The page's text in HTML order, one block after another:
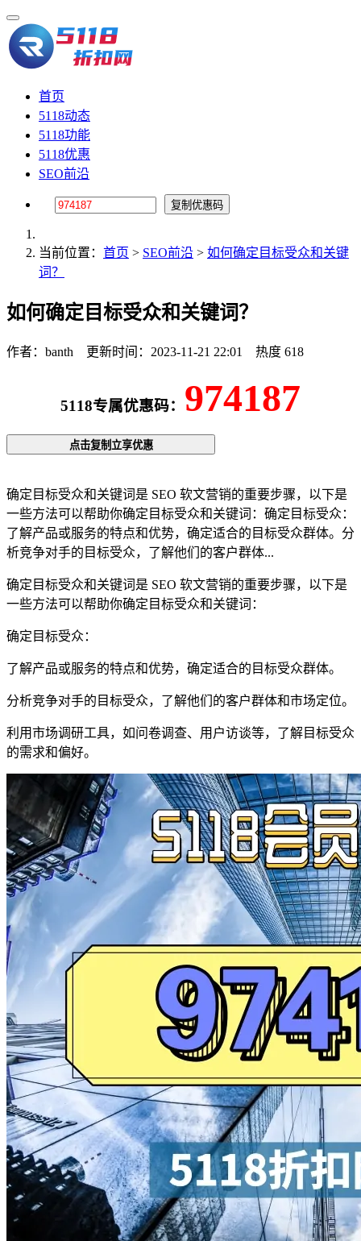
首页
5118动态
5118功能
5118优惠
SEO前沿
当前位置： 首页 > SEO前沿 > 如何确定目标受众和关键
词？
如何确定目标受众和关键词？
作者：banth 更新时间：2023-11-21 22:01 热度 618
5118专属优惠码： 974187
点击复制立享优惠
确定目标受众和关键词是 SEO 软文营销的重要步骤，以下是
一些方法可以帮助你确定目标受众和关键词：确定目标受众：
了解产品或服务的特点和优势，确定适合的目标受众群体。分
析竞争对手的目标受众，了解他们的客户群体...
确定目标受众和关键词是 SEO 软文营销的重要步骤，以下是
一些方法可以帮助你确定目标受众和关键词：
确定目标受众：
了解产品或服务的特点和优势，确定适合的目标受众群体。
分析竞争对手的目标受众，了解他们的客户群体和市场定位。
利用市场调研工具，如问卷调查、用户访谈等，了解目标受众
的需求和偏好。